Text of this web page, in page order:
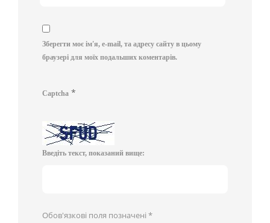
Зберегти моє ім'я, e-mail, та адресу сайту в цьому
браузері для моїх подальших коментарів.
Captcha *
Введіть текст, показаний вище:
Обов'язкові поля позначені *